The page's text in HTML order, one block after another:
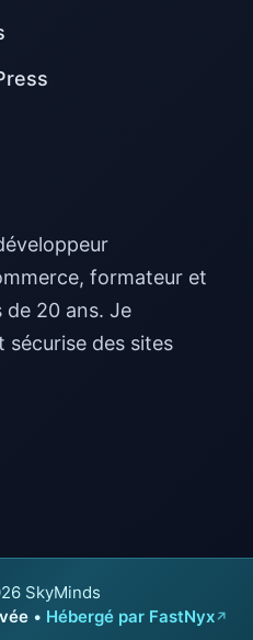
formateur et
de 20 ans. Je
sécurise des sites
SkyMinds
• Hébergé par FastNyx